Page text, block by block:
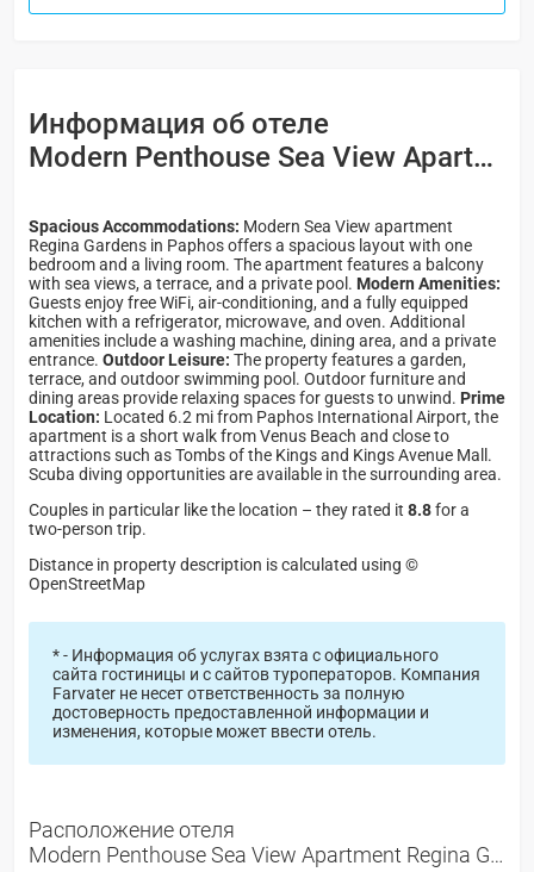
Информация об отеле
Modern Penthouse Sea View Apartment Regina Gardens 3*
Spacious Accommodations: Modern Sea View apartment
Regina Gardens in Paphos offers a spacious layout with one
bedroom and a living room. The apartment features a balcony
with sea views, a terrace, and a private pool. Modern Amenities:
Guests enjoy free WiFi, air-conditioning, and a fully equipped
kitchen with a refrigerator, microwave, and oven. Additional
amenities include a washing machine, dining area, and a private
entrance. Outdoor Leisure: The property features a garden,
terrace, and outdoor swimming pool. Outdoor furniture and
dining areas provide relaxing spaces for guests to unwind. Prime
Location: Located 6.2 mi from Paphos International Airport, the
apartment is a short walk from Venus Beach and close to
attractions such as Tombs of the Kings and Kings Avenue Mall.
Scuba diving opportunities are available in the surrounding area.
Couples in particular like the location – they rated it 8.8for a
two-person trip.
Distance in property description is calculated using ©
OpenStreetMap
* - Информация об услугах взята с официального
сайта гостиницы и с сайтов туроператоров. Компания
Farvater не несет ответственность за полную
достоверность предоставленной информации и
изменения, которые может ввести отель.
Расположение отеля
Modern Penthouse Sea View Apartment Regina Gardens 3*